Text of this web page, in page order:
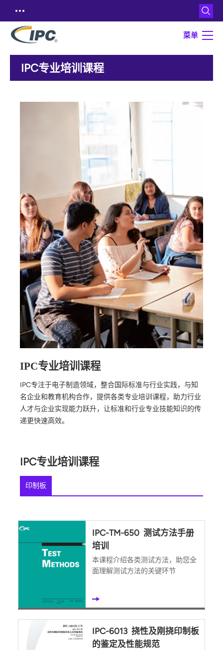
菜单
IPC专业培训课程
IPC专业培训课程
IPC专注于电子制造领域，整合国际标准与行业实践，与知
名企业和教育机构合作，提供各类专业培训课程，助力行业
人才与企业实现能力跃升，让标准和行业专业技能知识的传
递更快速高效。
IPC专业培训课程
印制板
IPC-TM-650 测试方法手册
培训
本课程介绍各类测试方法，助您全
面理解测试方法的关键环节
IPC-6013 挠性及刚挠印制板
的鉴定及性能规范